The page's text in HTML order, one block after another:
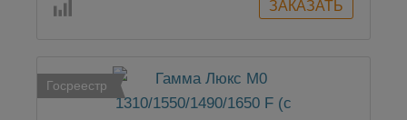
Госреестр